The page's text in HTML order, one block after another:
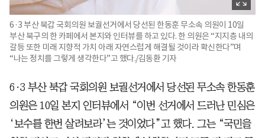
6·3 부산 북갑 국회의원 보궐선거에서 당선된 한동훈 무소속 의원이 10일
부산 북구의 한 카페에서 본지와 인터뷰를 하고 있다. 한 의원은 “지지층 내의
갈등 또한 미래 지향적 가치 아래 자연스럽게 해결될 것이라 확신한다”며
“나는 정치를 그렇게 생각한다”고 했다./김동환 기자
6·3 부산 북갑 국회의원 보궐선거에서 당선된 무소속 한동훈
의원은 10일 본지 인터뷰에서 “이번 선거에서 드러난 민심은
‘보수를 한번 살려보라’는 것이었다”고 했다. 그는 “국민을